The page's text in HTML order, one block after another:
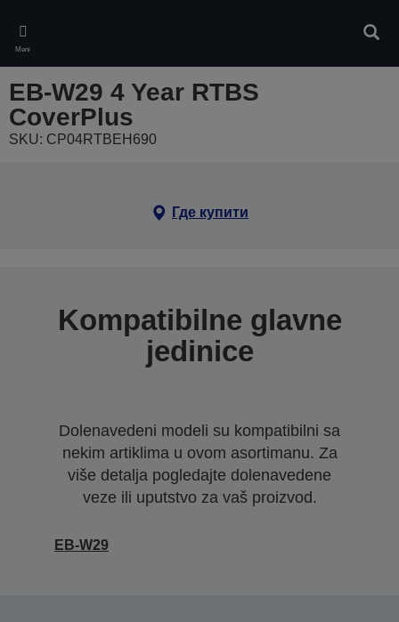
main
content
Meni
EB-W29 4 Year RTBS
CoverPlus
SKU: CP04RTBEH690
Где купити
Kompatibilne glavne
jedinice
Dolenavedeni modeli su kompatibilni sa
nekim artiklima u ovom asortimanu. Za
više detalja pogledajte dolenavedene
veze ili uputstvo za vaš proizvod.
EB-W29